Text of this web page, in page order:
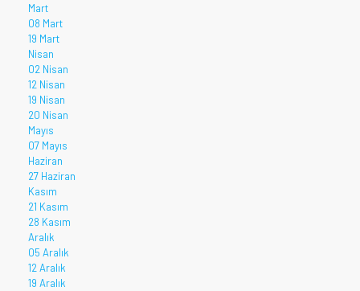
Mart
08 Mart
19 Mart
Nisan
02 Nisan
12 Nisan
19 Nisan
20 Nisan
Mayıs
07 Mayıs
Haziran
27 Haziran
Kasım
21 Kasım
28 Kasım
Aralık
05 Aralık
12 Aralık
19 Aralık